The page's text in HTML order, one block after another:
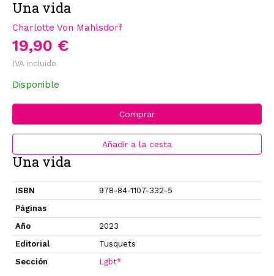
Una vida
Charlotte Von Mahlsdorf
19,90 €
IVA incluido
Disponible
Comprar
Añadir a la cesta
Una vida
ISBN
978-84-1107-332-5
Páginas
Año
2023
Editorial
Tusquets
Sección
Lgbt*